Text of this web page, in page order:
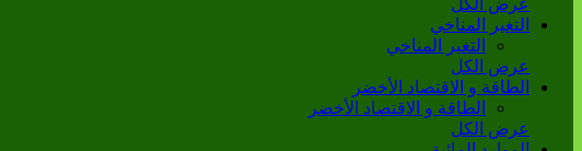
عرض الكل
التغير المناخي
التغير المناخي
عرض الكل
الطاقة و الاقتصاد الأخضر
الطاقة و الاقتصاد الأخضر
عرض الكل